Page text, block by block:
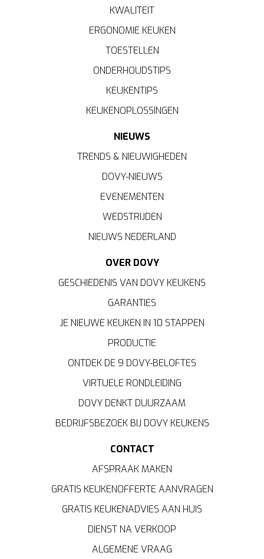
KWALITEIT
ERGONOMIE KEUKEN
TOESTELLEN
ONDERHOUDSTIPS
KEUKENTIPS
KEUKENOPLOSSINGEN
NIEUWS
TRENDS & NIEUWIGHEDEN
DOVY-NIEUWS
EVENEMENTEN
WEDSTRIJDEN
NIEUWS NEDERLAND
OVER DOVY
GESCHIEDENIS VAN DOVY KEUKENS
GARANTIES
JE NIEUWE KEUKEN IN 10 STAPPEN
PRODUCTIE
ONTDEK DE 9 DOVY-BELOFTES
VIRTUELE RONDLEIDING
DOVY DENKT DUURZAAM
BEDRIJFSBEZOEK BIJ DOVY KEUKENS
CONTACT
AFSPRAAK MAKEN
GRATIS KEUKENOFFERTE AANVRAGEN
GRATIS KEUKENADVIES AAN HUIS
DIENST NA VERKOOP
ALGEMENE VRAAG